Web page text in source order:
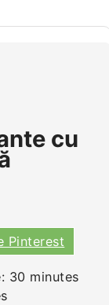
cu
Pinterest
30minutes
minutes